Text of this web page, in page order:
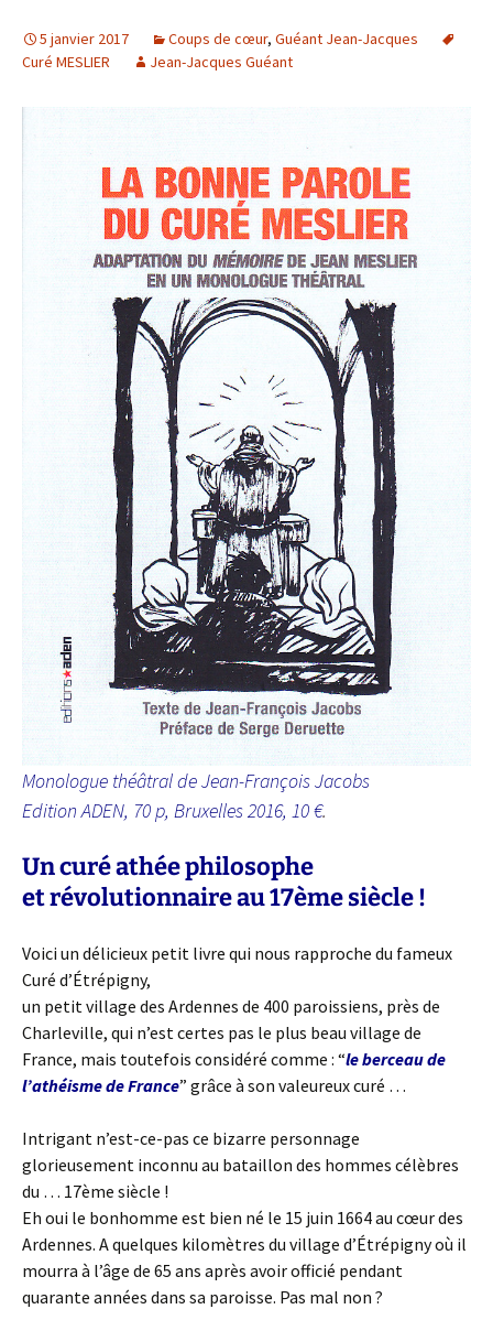
5 janvier 2017 Coups de cœur, Guéant Jean-Jacques
Curé MESLIER
Jean-Jacques Guéant
Monologue théâtral de Jean-François Jacobs
Edition ADEN, 70 p, Bruxelles 2016, 10 €.
Un curé athée philosophe
et révolutionnaire au 17ème siècle !
Voici un délicieux petit livre qui nous rapproche du fameux
Curé d’Étrépigny,
un petit village des Ardennes de 400 paroissiens, près de
Charleville, qui n’est certes pas le plus beau village de
France, mais toutefois considéré comme : “le berceau de
l’athéisme de France” grâce à son valeureux curé …
Intrigant n’est-ce-pas ce bizarre personnage
glorieusement inconnu au bataillon des hommes célèbres
du … 17ème siècle !
Eh oui le bonhomme est bien né le 15 juin 1664 au cœur des
Ardennes. A quelques kilomètres du village d’Étrépigny où il
mourra à l’âge de 65 ans après avoir officié pendant
quarante années dans sa paroisse. Pas mal non ?